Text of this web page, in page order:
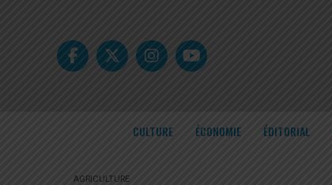
CULTURE ÉCONOMIE ÉDITORIAL
AGRICULTURE